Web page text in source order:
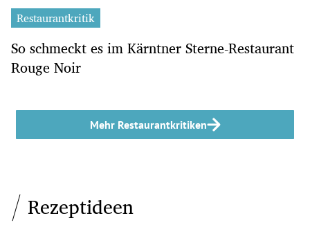
Restaurantkritik
So schmeckt es im Kärntner Sterne-Restaurant
Rouge Noir
Mehr Restaurantkritiken
Rezeptideen